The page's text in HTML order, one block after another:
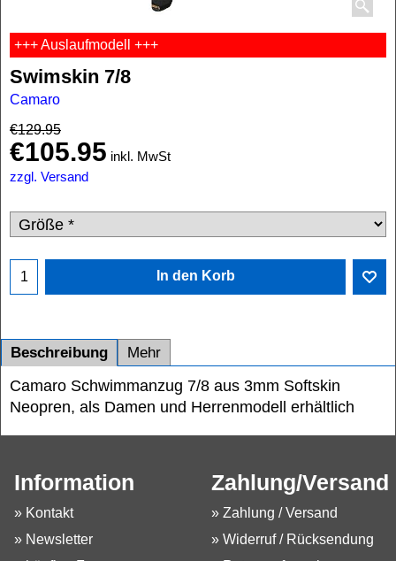
+++ Auslaufmodell +++
Swimskin 7/8
Camaro
€129.95
€105.95 inkl. MwSt
zzgl. Versand
In den Korb
Beschreibung Mehr
Camaro Schwimmanzug 7/8 aus 3mm Softskin
Neopren, als Damen und Herrenmodell erhältlich
Information
» Kontakt
» Newsletter
Zahlung/Versand
» Zahlung / Versand
» Widerruf / Rücksendung